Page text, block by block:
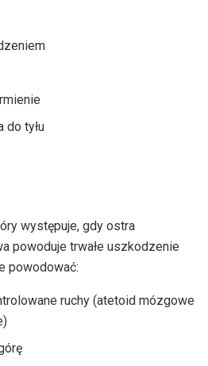
do tyłu
występuje, gdy ostra
powoduje trwałe uszkodzenie
powodować:
ruchy (atetoid mózgowe